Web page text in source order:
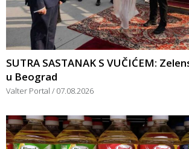
SUTRA SASTANAK S VUČIĆEM:
u Beograd
Valter Portal 07.08.2026